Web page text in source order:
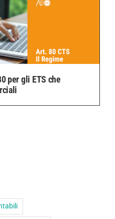
per gli ETS che